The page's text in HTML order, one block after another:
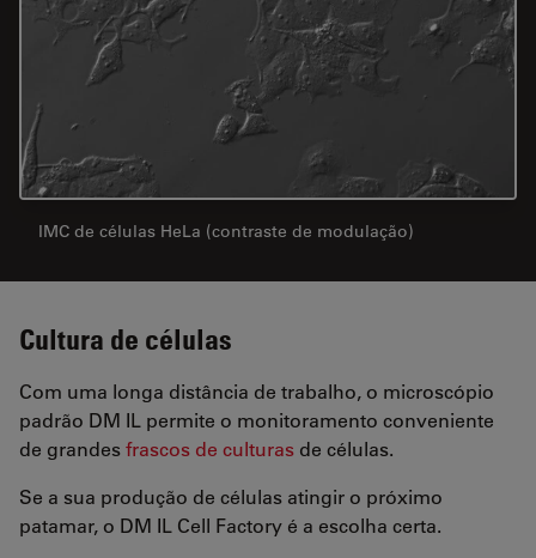
IMC de células HeLa (contraste de modulação)
Cultura de células
Com uma longa distância de trabalho, o microscópio
padrão DM IL permite o monitoramento conveniente
de grandesfrascos de culturas de células.
Se a sua produção de células atingir o próximo
patamar, o DM IL Cell Factory é a escolha certa.